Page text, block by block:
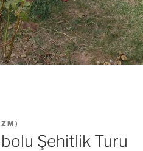
)
Şehitlik Turu